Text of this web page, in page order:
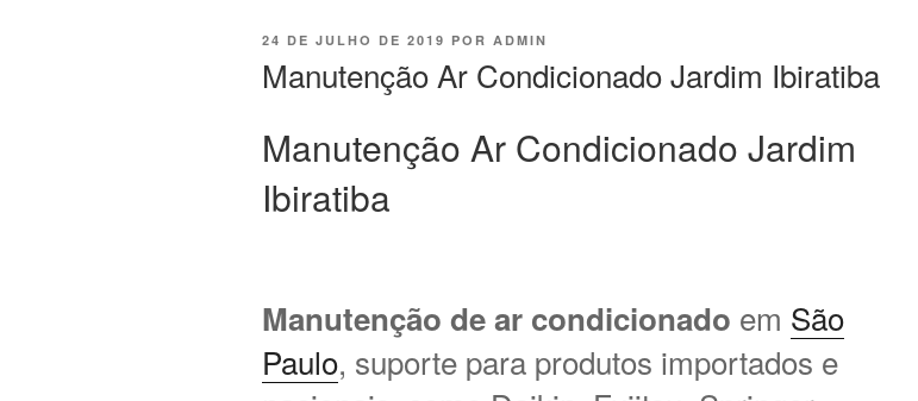
PUBLICADO
24 DE JULHO DE 2019 POR ADMIN
Manutenção Ar Condicionado Jardim Ibiratiba
Manutenção Ar Condicionado Jardim
Ibiratiba
Manutenção de ar condicionado em São
Paulo, suporte para produtos importados e